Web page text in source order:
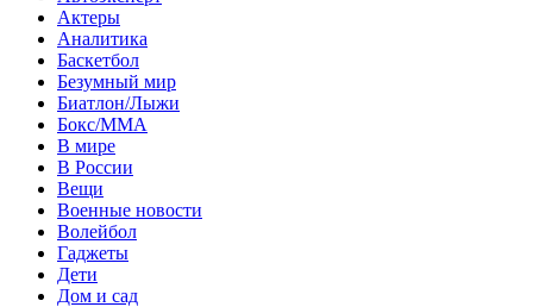
Актеры
Аналитика
Баскетбол
Безумный мир
Биатлон/Лыжи
Бокс/MMA
В мире
В России
Вещи
Военные новости
Волейбол
Гаджеты
Дети
Дом и сад